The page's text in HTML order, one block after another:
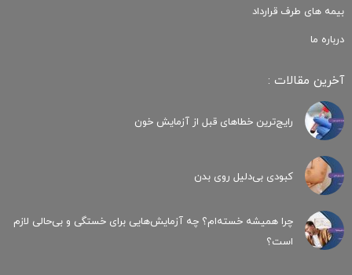
بیمه های طرف قرارداد
درباره ما
آخرین مقالات :
رایج‌ترین خطاهای قبل از آزمایش خون
کبودی‌ بی‌دلیل روی بدن
چرا همیشه خسته‌ام؟ چه آزمایش‌هایی برای خستگی و بی‌حالی لازم
است؟